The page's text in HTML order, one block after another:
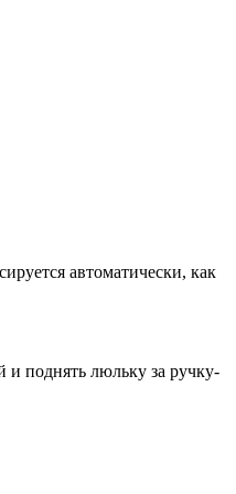
автоматически, как
поднять люльку за ручку-